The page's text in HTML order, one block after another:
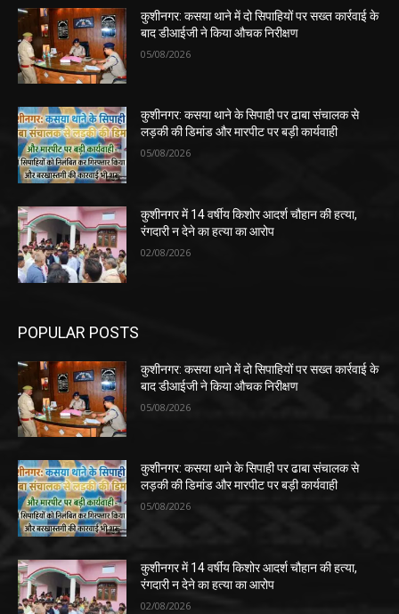
कुशीनगर: कसया थाने में दो सिपाहियों पर सख्त कार्रवाई के
बाद डीआईजी ने किया औचक निरीक्षण
05/08/2026
कुशीनगर: कसया थाने के सिपाही पर ढाबा संचालक से
लड़की की डिमांड और मारपीट पर बड़ी कार्यवाही
05/08/2026
कुशीनगर में 14 वर्षीय किशोर आदर्श चौहान की हत्या,
रंगदारी न देने का हत्या का आरोप
02/08/2026
POPULAR POSTS
कुशीनगर: कसया थाने में दो सिपाहियों पर सख्त कार्रवाई के
बाद डीआईजी ने किया औचक निरीक्षण
05/08/2026
कुशीनगर: कसया थाने के सिपाही पर ढाबा संचालक से
लड़की की डिमांड और मारपीट पर बड़ी कार्यवाही
05/08/2026
कुशीनगर में 14 वर्षीय किशोर आदर्श चौहान की हत्या,
रंगदारी न देने का हत्या का आरोप
02/08/2026